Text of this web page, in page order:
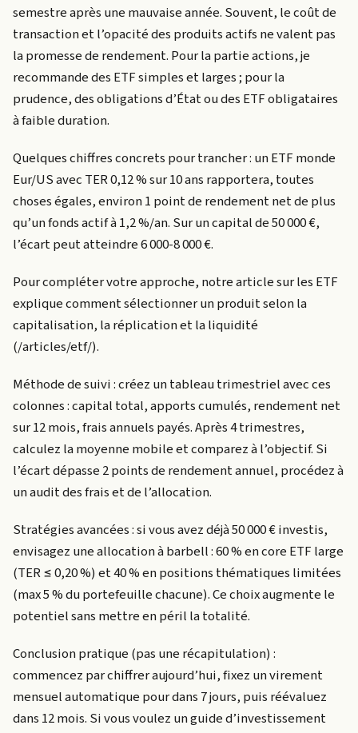
semestre après une mauvaise année. Souvent, le coût de
transaction et l’opacité des produits actifs ne valent pas
la promesse de rendement. Pour la partie actions, je
recommande des ETF simples et larges ; pour la
prudence, des obligations d’État ou des ETF obligataires
à faible duration.
Quelques chiffres concrets pour trancher : un ETF monde
Eur/US avec TER 0,12 % sur 10 ans rapportera, toutes
choses égales, environ 1 point de rendement net de plus
qu’un fonds actif à 1,2 %/an. Sur un capital de 50 000 €,
l’écart peut atteindre 6 000-8 000 €.
Pour compléter votre approche, notre article sur les ETF
explique comment sélectionner un produit selon la
capitalisation, la réplication et la liquidité
(/articles/etf/).
Méthode de suivi : créez un tableau trimestriel avec ces
colonnes : capital total, apports cumulés, rendement net
sur 12 mois, frais annuels payés. Après 4 trimestres,
calculez la moyenne mobile et comparez à l’objectif. Si
l’écart dépasse 2 points de rendement annuel, procédez à
un audit des frais et de l’allocation.
Stratégies avancées : si vous avez déjà 50 000 € investis,
envisagez une allocation à barbell : 60 % en core ETF large
(TER ≤ 0,20 %) et 40 % en positions thématiques limitées
(max 5 % du portefeuille chacune). Ce choix augmente le
potentiel sans mettre en péril la totalité.
Conclusion pratique (pas une récapitulation) :
commencez par chiffrer aujourd’hui, fixez un virement
mensuel automatique pour dans 7 jours, puis réévaluez
dans 12 mois. Si vous voulez un guide d’investissement